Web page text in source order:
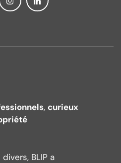
, curieux
BLIP a